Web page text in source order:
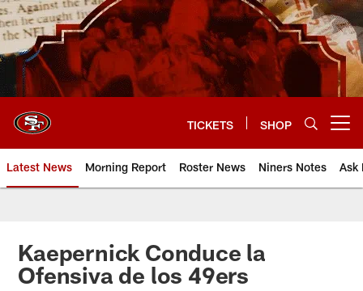
Skip
to
main
content
TICKETS SHOP
Latest News Morning Report Roster News Niners Notes Ask
Kaepernick Conduce la
Ofensiva de los 49ers